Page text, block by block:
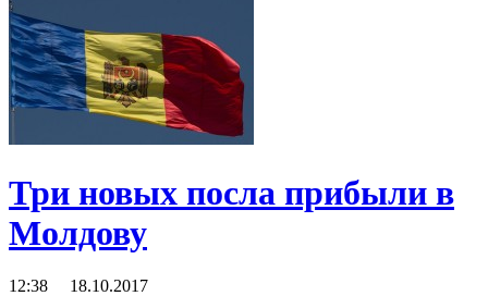
Три новых посла прибыли в
Молдову
12:38 18.10.2017